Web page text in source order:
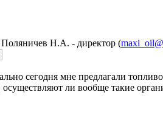
Н.А. - директор (
сегодня мне предлагали
ли вообще такие